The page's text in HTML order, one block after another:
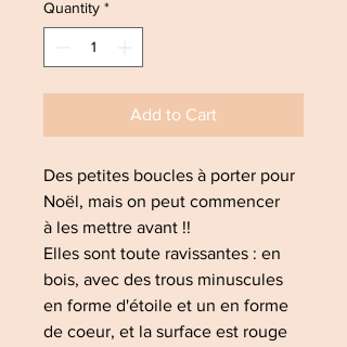
Quantity *
Add to Cart
Des petites boucles à porter pour
Noël, mais on peut commencer
à les mettre avant !!
Elles sont toute ravissantes : en
bois, avec des trous minuscules
en forme d'étoile et un en forme
de coeur, et la surface est rouge